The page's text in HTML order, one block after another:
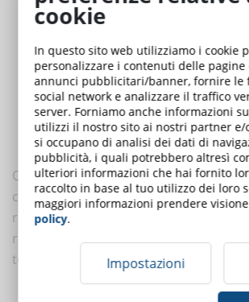
Formazione ibrida e modulare:
microlearning e workshop pratici.
Percorsi personalizzati e
digitali che certificano competenze
brevi.
Cultura organizzativa orientata
incentivare upskilling e reskilling, con
progressi tramite piattaforme e-learning
Questo approccio non solo mantiene
competenze dei professionisti, ma
resilienza dell’organizzazione,
rispondere efficacemente alle
tecnologiche e sociali.
cookie
In questo sito web utilizziamo i cookie
personalizzare i contenuti delle
annunci pubblicitari/banner, fornire le
social network e analizzare il traffico
server. Forniamo anche informazioni
utilizzi il nostro sito ai nostri partner
si occupano di analisi dei dati di
pubblicità, i quali potrebbero altresì
ulteriori informazioni che hai fornito
raccolto in base al tuo utilizzo dei loro
maggiori informazioni prendere
policy.
Impostazioni